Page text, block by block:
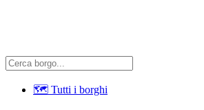
🗺 Tutti i borghi